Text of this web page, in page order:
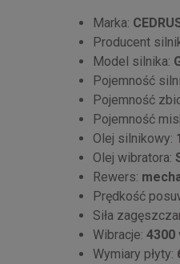
Marka:
Producent
Model silnika:
Pojemność
Pojemność
Pojemność
Olej silnikowy:
Olej wibratora:
Rewers:
Prędkość
Siła
Wibracje: 4300
Wymiary płyty: